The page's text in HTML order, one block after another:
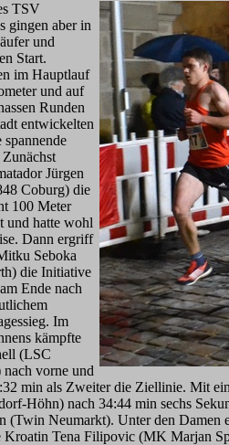
TSV
gingen aber in
und
Start.
im Hauptlauf
und auf
Runden
entwickelten
spannende
Jürgen
Coburg) die
100 Meter
und hatte wohl
Dann ergriff
Seboka
die Initiative
Ende nach
Im
kämpfte
(LSC
vorne und
min als Zweiter die Ziellinie. Mit
Höhn) nach 34:44 min sechs
(Twin Neumarkt). Unter den
Tena Filipovic (MK Marjan